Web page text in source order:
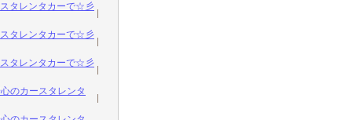
タレンタカーで☆彡
タレンタカーで☆彡
タレンタカーで☆彡
のカースタレンタ